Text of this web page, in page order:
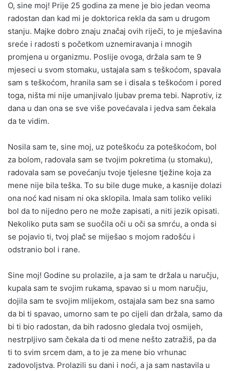
O, sine moj! Prije 25 godina za mene je bio jedan veoma
radostan dan kad mi je doktorica rekla da sam u drugom
stanju. Majke dobro znaju značaj ovih riječi, to je mješavina
sreće i radosti s početkom uznemiravanja i mnogih
promjena u organizmu. Poslije ovoga, držala sam te 9
mjeseci u svom stomaku, ustajala sam s teškoćom, spavala
sam s teškoćom, hranila sam se i disala s teškoćom i pored
toga, ništa mi nije umanjivalo ljubav prema tebi. Naprotiv, iz
dana u dan ona se sve više povećavala i jedva sam čekala
da te vidim.
Nosila sam te, sine moj, uz poteškoću za poteškoćom, bol
za bolom, radovala sam se tvojim pokretima (u stomaku),
radovala sam se povećanju tvoje tjelesne tježine koja za
mene nije bila teška. To su bile duge muke, a kasnije dolazi
ona noć kad nisam ni oka sklopila. Imala sam toliko veliki
bol da to nijedno pero ne može zapisati, a niti jezik opisati.
Nekoliko puta sam se suočila oči u oči sa smrću, a onda si
se pojavio ti, tvoj plač se miješao s mojom radošću i
odstranio bol i rane.
Sine moj! Godine su prolazile, a ja sam te držala u naručju,
kupala sam te svojim rukama, spavao si u mom naručju,
dojila sam te svojim mlijekom, ostajala sam bez sna samo
da bi ti spavao, umorno sam te po cijeli dan držala, samo da
bi ti bio radostan, da bih radosno gledala tvoj osmijeh,
nestrpljivo sam čekala da ti od mene nešto zatražiš, pa da
ti to svim srcem dam, a to je za mene bio vrhunac
zadovoljstva. Prolazili su dani i noći, a ja sam nastavila u